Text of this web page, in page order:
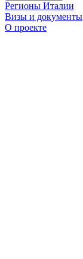
Регионы Италии
Визы и документы
О проекте